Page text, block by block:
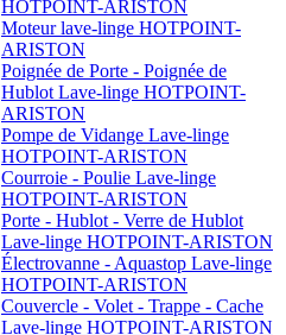
HOTPOINT-ARISTON
Moteur lave-linge HOTPOINT-
ARISTON
Poignée de Porte - Poignée de
Hublot Lave-linge HOTPOINT-
ARISTON
Pompe de Vidange Lave-linge
HOTPOINT-ARISTON
Courroie - Poulie Lave-linge
HOTPOINT-ARISTON
Porte - Hublot - Verre de Hublot
Lave-linge HOTPOINT-ARISTON
Électrovanne - Aquastop Lave-linge
HOTPOINT-ARISTON
Couvercle - Volet - Trappe - Cache
Lave-linge HOTPOINT-ARISTON